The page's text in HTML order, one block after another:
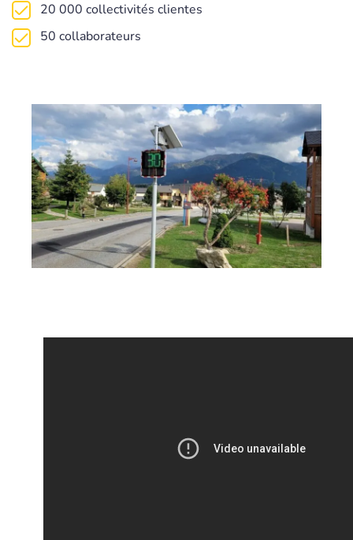
20 000 collectivités clientes
50 collaborateurs